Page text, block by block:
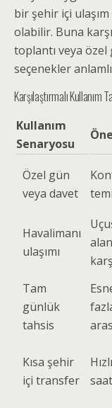
bir şehir içi
olabilir. Buna
toplantı veya özel
seçenekler
Karşılaştırmalı Kullanım
Kullanım
Senaryosu
Özel gün
veya davet
Havalimanı
ulaşımı
Tam
günlük
tahsis
Kısa şehir
içi transfer